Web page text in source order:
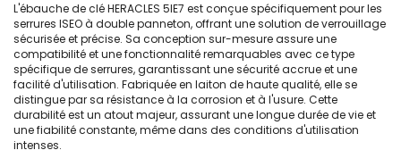
L'ébauche de clé HERACLES 5IE7 est conçue spécifiquement pour les
serrures ISEO à double panneton, offrant une solution de verrouillage
sécurisée et précise. Sa conception sur-mesure assure une
compatibilité et une fonctionnalité remarquables avec ce type
spécifique de serrures, garantissant une sécurité accrue et une
facilité d'utilisation. Fabriquée en laiton de haute qualité, elle se
distingue par sa résistance à la corrosion et à l'usure. Cette
durabilité est un atout majeur, assurant une longue durée de vie et
une fiabilité constante, même dans des conditions d'utilisation
intenses.